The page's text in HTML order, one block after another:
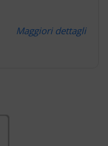
Maggiori dettagli